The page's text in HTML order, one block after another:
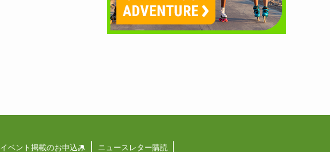
イベント掲載のお申込み ニュースレター購読